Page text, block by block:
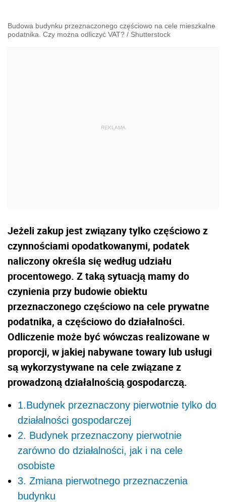
Budowa budynku przeznaczonego częściowo na cele mieszkalne
podatnika. Czy można odliczyć VAT? / Shutterstock
Jeżeli zakup jest związany tylko częściowo z
czynnościami opodatkowanymi, podatek
naliczony określa się według udziału
procentowego. Z taką sytuacją mamy do
czynienia przy budowie obiektu
przeznaczonego częściowo na cele prywatne
podatnika, a częściowo do działalności.
Odliczenie może być wówczas realizowane w
proporcji, w jakiej nabywane towary lub usługi
są wykorzystywane na cele związane z
prowadzoną działalnością gospodarczą.
1.Budynek przeznaczony pierwotnie tylko do
działalności gospodarczej
2. Budynek przeznaczony pierwotnie
zarówno do działalności, jak i na cele
osobiste
3. Zmiana pierwotnego przeznaczenia
budynku